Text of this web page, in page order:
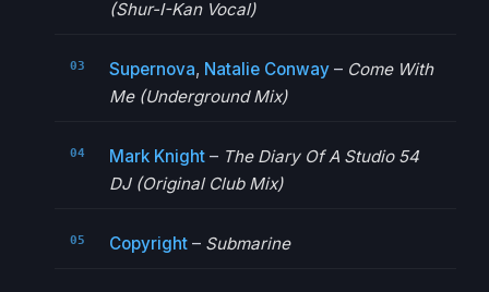
(Shur-I-Kan Vocal)
Supernova, Natalie Conway– Come With
Me (Underground Mix)
Mark Knight– The Diary Of A Studio 54
DJ (Original Club Mix)
Copyright– Submarine